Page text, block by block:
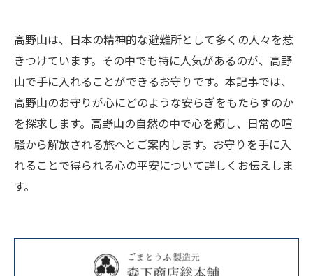
高野山は、日本の精神的な避難所として多くの人々を惹
きつけています。その中でも特に人気があるのが、高野
山で手に入れることができるお守りです。本記事では、
高野山のお守りが心にどのような安らぎをもたらすのか
を探求します。高野山の自然の中で心を癒し、日常の喧
騒から解放される旅へとご案内します。お守りを手に入
れることで得られる心の平安について詳しくお伝えしま
す。